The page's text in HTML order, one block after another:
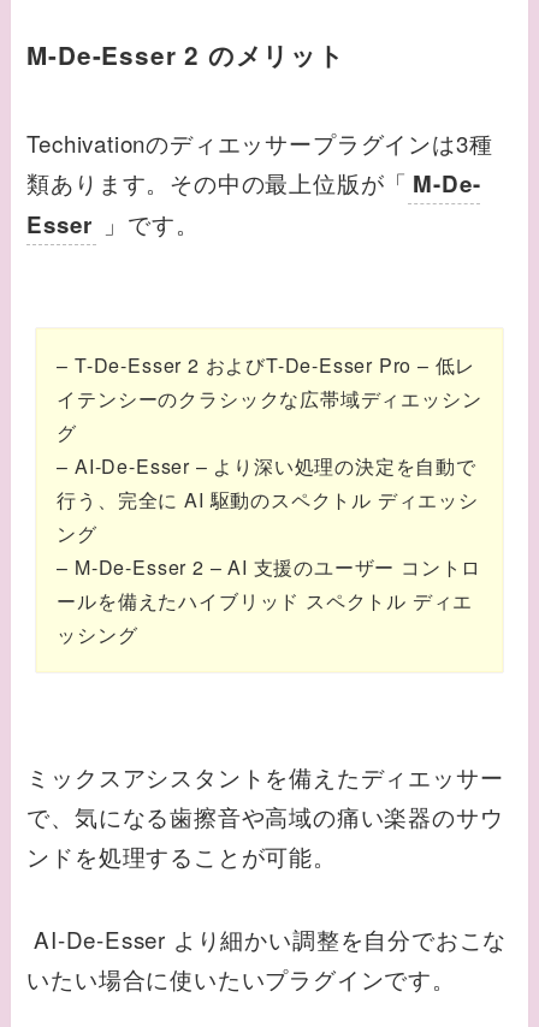
M-De-Esser 2 のメリット
Techivationのディエッサープラグインは3種
類あります。その中の最上位版が「 M-De-
Esser
」です。
– T-De-Esser 2 およびT-De-Esser Pro – 低レ
イテンシーのクラシックな広帯域ディエッシン
グ
– AI-De-Esser – より深い処理の決定を自動で
行う、完全に AI 駆動のスペクトル ディエッシ
ング
– M-De-Esser 2 – AI 支援のユーザー コントロ
ールを備えたハイブリッド スペクトル ディエ
ッシング
ミックスアシスタントを備えたディエッサー
で、気になる歯擦音や高域の痛い楽器のサウ
ンドを処理することが可能。
AI-De-Esser より細かい調整を自分でおこな
いたい場合に使いたいプラグインです。